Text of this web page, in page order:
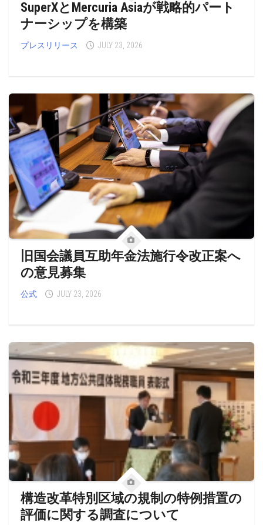
SuperXとMercuria Asiaが戦略的パート
ナーシップを構築
プレスリリース JULY 23, 2026
旧国会議員互助年金法施行令改正案へ
の意見募集
公式 JULY 23, 2026
構造改革特別区域の規制の特例措置の
評価に関する調査について